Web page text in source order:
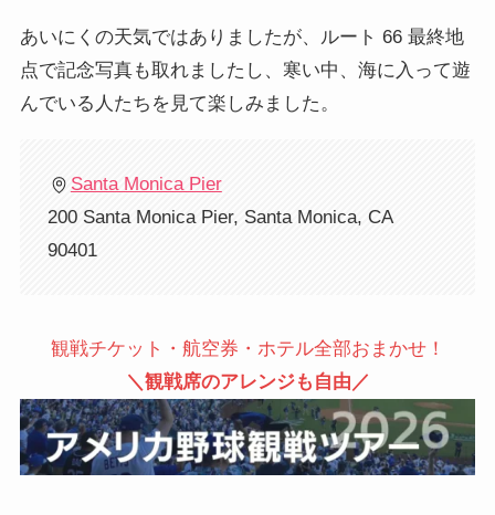
あいにくの天気ではありましたが、ルート 66 最終地
点で記念写真も取れましたし、寒い中、海に入って遊
んでいる人たちを見て楽しみました。
Santa Monica Pier
200 Santa Monica Pier, Santa Monica, CA
90401
観戦チケット・航空券・ホテル全部おまかせ！
＼観戦席のアレンジも自由／